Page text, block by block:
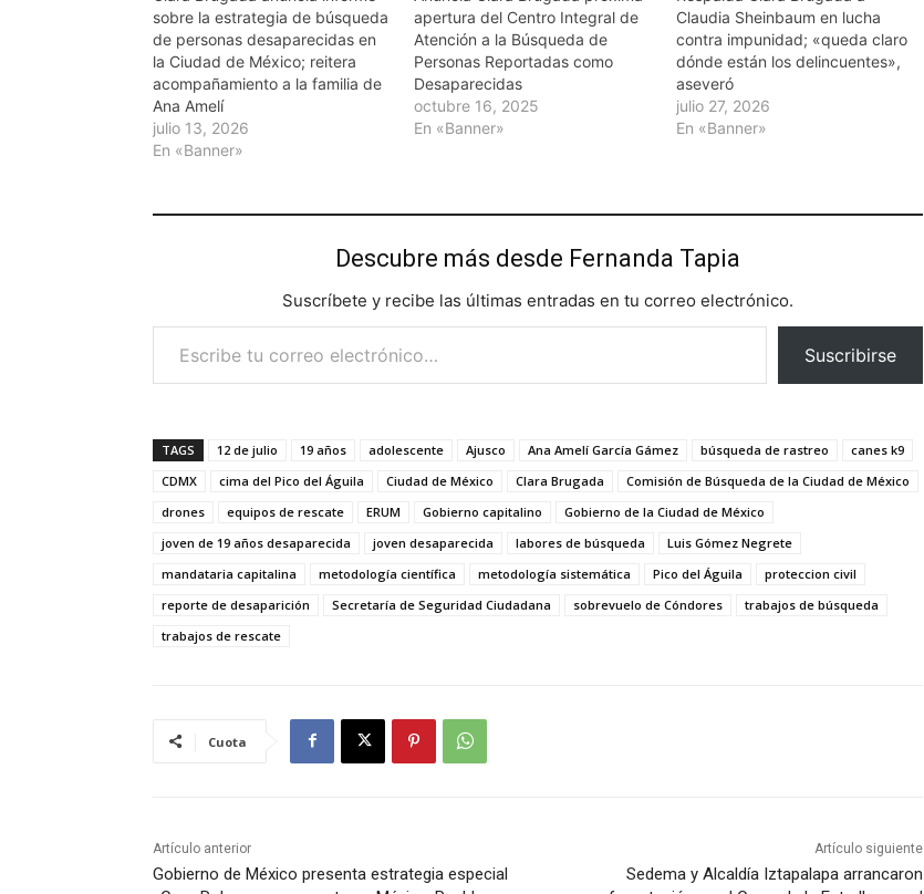
sobre la estrategia de búsqueda
de personas desaparecidas en
la Ciudad de México; reitera
acompañamiento a la familia de
Ana Amelí
julio 13, 2026
En «Banner»
apertura del Centro Integral de
Atención a la Búsqueda de
Personas Reportadas como
Desaparecidas
octubre 16, 2025
En «Banner»
Claudia Sheinbaum en lucha
contra impunidad; «queda claro
dónde están los delincuentes»,
aseveró
julio 27, 2026
En «Banner»
Descubre más desde Fernanda Tapia
Suscríbete y recibe las últimas entradas en tu correo electrónico.
Escribe tu correo electrónico…
Suscribirse
TAGS 12 de julio 19 años adolescente Ajusco Ana Amelí García Gámez búsqueda de rastreo
canes k9
CDMX
cima del Pico del Águila Ciudad de México Clara Brugada
Comisión de Búsqueda de la Ciudad de México
drones
equipos de rescate ERUM Gobierno capitalino
Gobierno de la Ciudad de México
joven de 19 años desaparecida
joven desaparecida labores de búsqueda
Luis Gómez Negrete
mandataria capitalina
metodología científica metodología sistemática Pico del Águila
proteccion civil
reporte de desaparición
Secretaría de Seguridad Ciudadana sobrevuelo de Cóndores
trabajos de búsqueda
trabajos de rescate
Cuota
Artículo anterior
Gobierno de México presenta estrategia especial
Artículo siguiente
Sedema y Alcaldía Iztapalapa arrancaron